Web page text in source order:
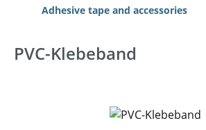
Adhesive tape and accessories
PVC-Klebeband
Ignorer la galerie d'images